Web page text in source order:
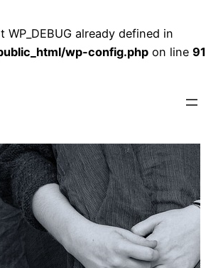
WP_DEBUG already defined in
wp-config.php on line 91